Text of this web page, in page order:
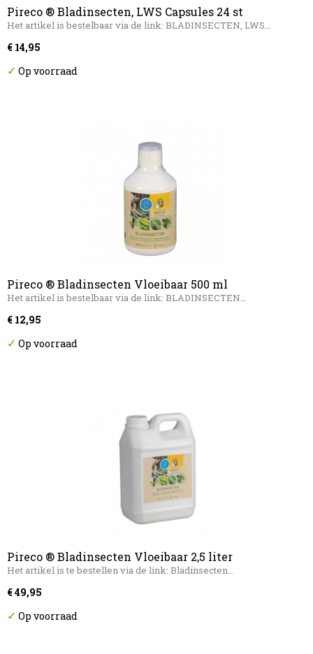
Pireco ® Bladinsecten, LWS Capsules 24 st
Het artikel is bestelbaar via de link: BLADINSECTEN, LWS…
€ 14,95
✓ Op voorraad
Pireco ® Bladinsecten Vloeibaar 500 ml
Het artikel is bestelbaar via de link: BLADINSECTEN…
€ 12,95
✓ Op voorraad
Pireco ® Bladinsecten Vloeibaar 2,5 liter
Het artikel is te bestellen via de link: Bladinsecten…
€ 49,95
✓ Op voorraad